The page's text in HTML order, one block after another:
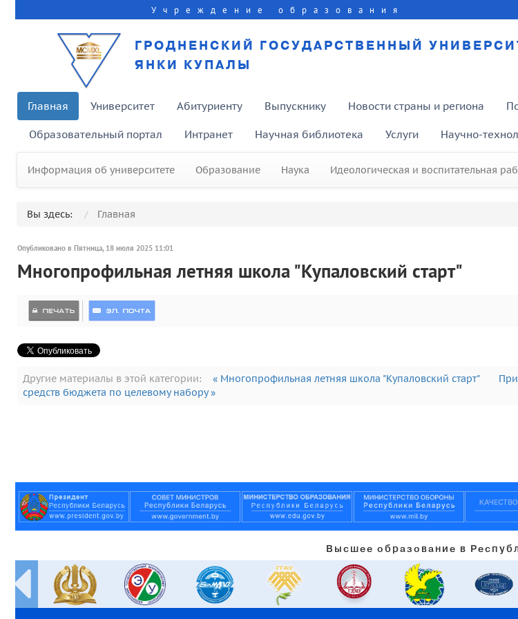
Учреждение образования
ГРОДНЕНСКИЙ ГОСУДАРСТВЕННЫЙ
ЯНКИ КУПАЛЫ
Главная Университет Абитуриенту Выпускнику Новости страны и региона
Образовательный портал Интранет Научная библиотека Услуги Научно-
Информация об университете Образование Наука Идеологическая и воспитательная
Вы здесь: Главная
Опубликовано в Пятница, 18 июля 2025 11:01
Многопрофильная летняя школа "Купаловский старт"
Другие материалы в этой категории: « Многопрофильная летняя школа "Купаловский старт"
средств бюджета по целевому набору »
Высшее образование в